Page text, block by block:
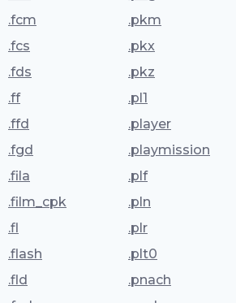
.fcm
.fcs
.fds
.ff
.ffd
.fgd
.fila
.film_cpk
.fl
.flash
.fld
.pkm
.pkx
.pkz
.pl1
.player
.playmission
.plf
.pln
.plr
.plt0
.pnach